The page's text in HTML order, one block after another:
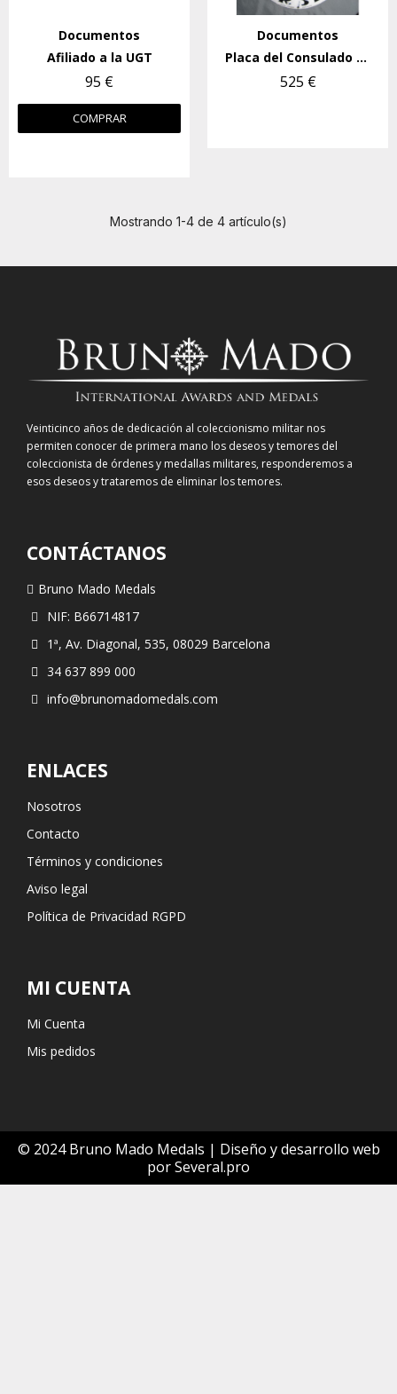
Documentos
Afiliado a la UGT
95 €
COMPRAR
Documentos
Placa del Consulado de España en Tarbes (Francia)
525 €
Mostrando 1-4 de 4 artículo(s)
Veinticinco años de dedicación al coleccionismo militar nos
permiten conocer de primera mano los deseos y temores del
coleccionista de órdenes y medallas militares, responderemos a
esos deseos y trataremos de eliminar los temores.
CONTÁCTANOS
Bruno Mado Medals
NIF: B66714817
1ª, Av. Diagonal, 535, 08029 Barcelona
34 637 899 000
info@brunomadomedals.com
ENLACES
Nosotros
Contacto
Términos y condiciones
Aviso legal
Política de Privacidad RGPD
MI CUENTA
Mi Cuenta
Mis pedidos
© 2024 Bruno Mado Medals | Diseño y desarrollo web
por Several.pro